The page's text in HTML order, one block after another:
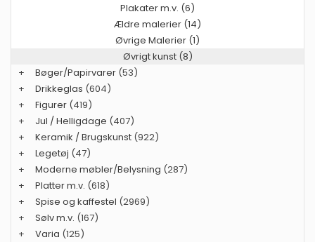
Plakater m.v. (6)
Ældre malerier (14)
Øvrige Malerier (1)
Øvrigt kunst (8)
+
Bøger/Papirvarer (53)
+
Drikkeglas (604)
+
Figurer (419)
+
Jul / Helligdage (407)
+
Keramik / Brugskunst (922)
+
Legetøj (47)
+
Moderne møbler/Belysning (287)
+
Platter m.v. (618)
+
Spise og kaffestel (2969)
+
Sølv m.v. (167)
+
Varia (125)